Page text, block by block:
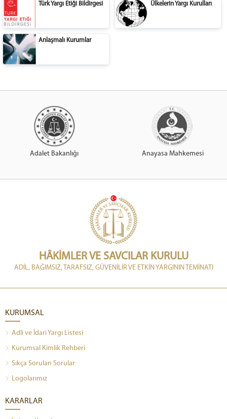
Türk Yargı Etiği Bildirgesi Ülkelerin Yargı Kurulları
Anlaşmalı Kurumlar
Adalet Bakanlığı Anayasa Mahkemesi
HÂKİMLER VE SAVCILAR KURULU
ADİL, BAĞIMSIZ, TARAFSIZ, GÜVENİLİR VE ETKİN YARGININ TEMİNATI
KURUMSAL
Adli ve İdari Yargı Listesi
Kurumsal Kimlik Rehberi
Sıkça Sorulan Sorular
Logolarımız
KARARLAR